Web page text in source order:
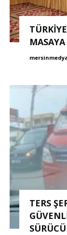
TERS
SÜRÜCÜ